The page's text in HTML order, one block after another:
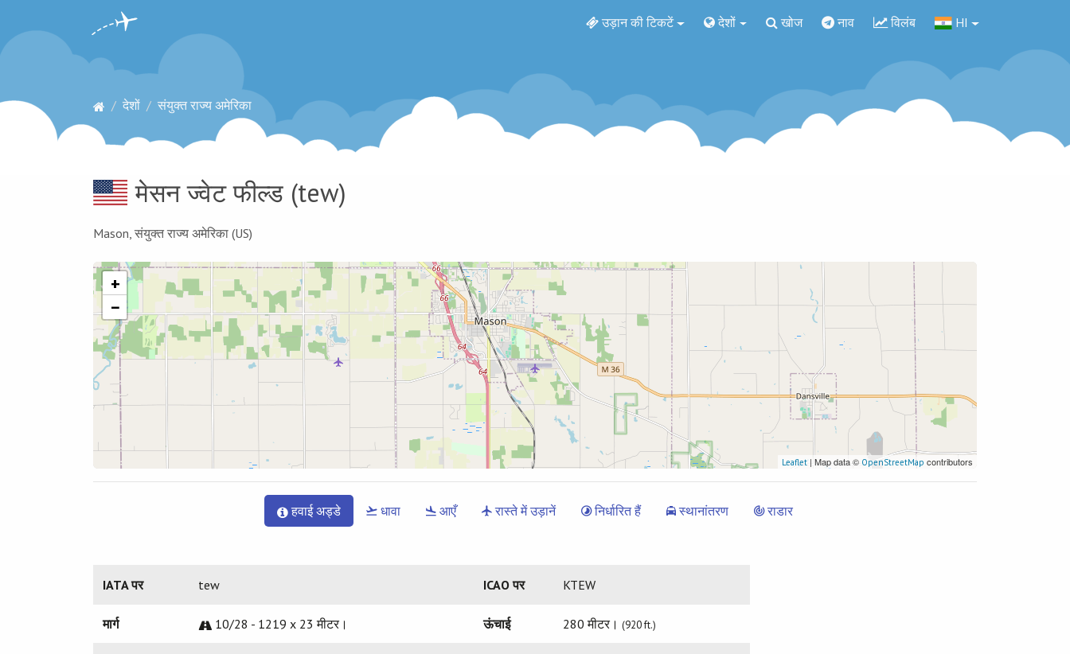
उड़ान की टिकटें देशों खोज नाव विलंब HI
देशों संयुक्त राज्य अमेरिका
मेसन ज्वेट फील्ड(tew)
Mason, संयुक्त राज्य अमेरिका (US)
+
−
Leaflet| Map data © OpenStreetMap contributors
हवाई अड्डे धावा आएँ रास्ते में उड़ानें निर्धारित हैं स्थानांतरण राडार
IATA पर tew ICAO पर KTEW
मार्ग 10/28 - 1219 x 23 मीटर। ऊंचाई 280 मीटर। (920 ft.)